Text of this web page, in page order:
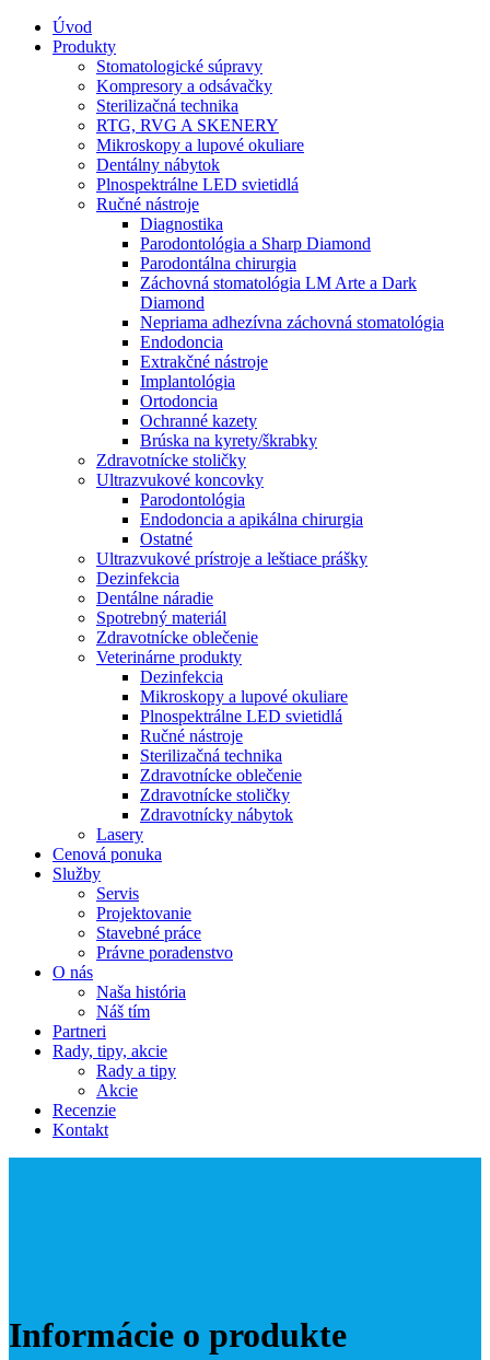
Úvod
Produkty
Stomatologické súpravy
Kompresory a odsávačky
Sterilizačná technika
RTG, RVG A SKENERY
Mikroskopy a lupové okuliare
Dentálny nábytok
Plnospektrálne LED svietidlá
Ručné nástroje
Diagnostika
Parodontológia a Sharp Diamond
Parodontálna chirurgia
Záchovná stomatológia LM Arte a Dark
Diamond
Nepriama adhezívna záchovná stomatológia
Endodoncia
Extrakčné nástroje
Implantológia
Ortodoncia
Ochranné kazety
Brúska na kyrety/škrabky
Zdravotnícke stoličky
Ultrazvukové koncovky
Parodontológia
Endodoncia a apikálna chirurgia
Ostatné
Ultrazvukové prístroje a leštiace prášky
Dezinfekcia
Dentálne náradie
Spotrebný materiál
Zdravotnícke oblečenie
Veterinárne produkty
Dezinfekcia
Mikroskopy a lupové okuliare
Plnospektrálne LED svietidlá
Ručné nástroje
Sterilizačná technika
Zdravotnícke oblečenie
Zdravotnícke stoličky
Zdravotnícky nábytok
Lasery
Cenová ponuka
Služby
Servis
Projektovanie
Stavebné práce
Právne poradenstvo
O nás
Naša história
Náš tím
Partneri
Rady, tipy, akcie
Rady a tipy
Akcie
Recenzie
Kontakt
Informácie o produkte